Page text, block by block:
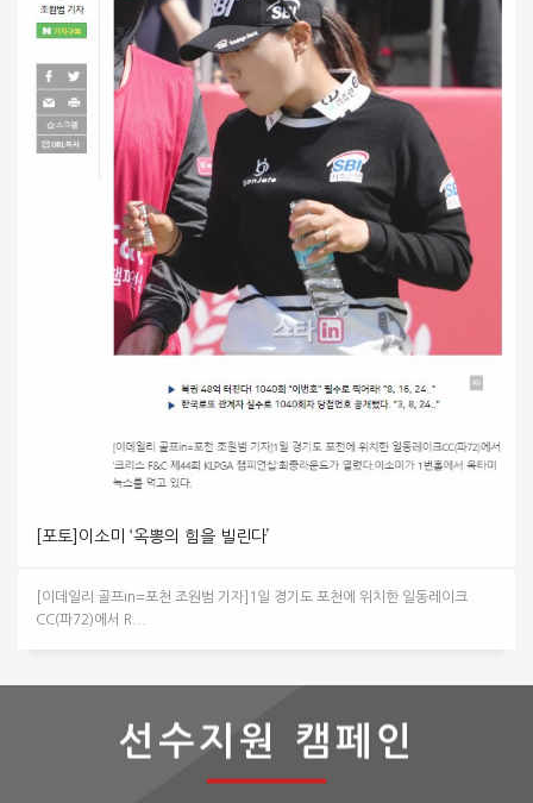
[포토]이소미 ‘옥뽕의 힘을 빌린다’
[이데일리 골프in=포천 조원범 기자]1일 경기도 포천에 위치한 일동레이크
CC(파72)에서 R...
선수지원 캠페인